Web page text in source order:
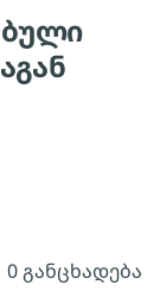
0 განცხადება